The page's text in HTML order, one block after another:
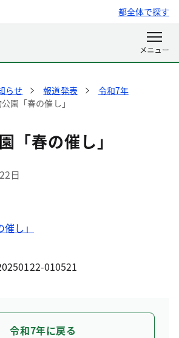
都全体で探す
らせ 報道発表
令和7年
園「春の催し」
「春の催し」
日
し」
010521
令和7年に戻る